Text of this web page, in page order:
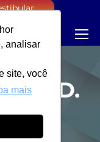
analisar
site, você
mais